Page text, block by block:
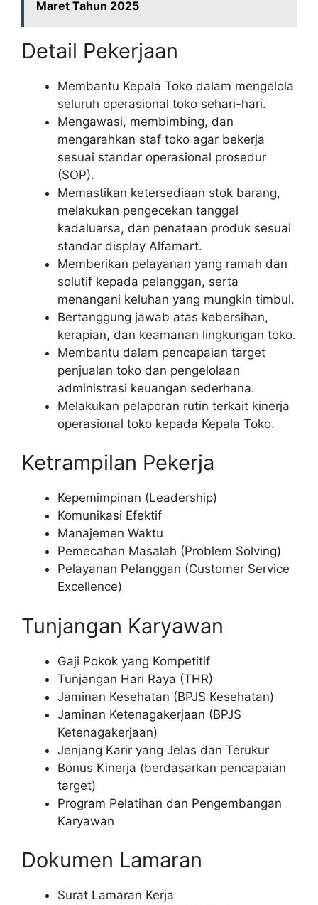
Maret Tahun 2025
Detail Pekerjaan
Membantu Kepala Toko dalam mengelola
seluruh operasional toko sehari-hari.
Mengawasi, membimbing, dan
mengarahkan staf toko agar bekerja
sesuai standar operasional prosedur
(SOP).
Memastikan ketersediaan stok barang,
melakukan pengecekan tanggal
kadaluarsa, dan penataan produk sesuai
standar display Alfamart.
Memberikan pelayanan yang ramah dan
solutif kepada pelanggan, serta
menangani keluhan yang mungkin timbul.
Bertanggung jawab atas kebersihan,
kerapian, dan keamanan lingkungan toko.
Membantu dalam pencapaian target
penjualan toko dan pengelolaan
administrasi keuangan sederhana.
Melakukan pelaporan rutin terkait kinerja
operasional toko kepada Kepala Toko.
Ketrampilan Pekerja
Kepemimpinan (Leadership)
Komunikasi Efektif
Manajemen Waktu
Pemecahan Masalah (Problem Solving)
Pelayanan Pelanggan (Customer Service
Excellence)
Tunjangan Karyawan
Gaji Pokok yang Kompetitif
Tunjangan Hari Raya (THR)
Jaminan Kesehatan (BPJS Kesehatan)
Jaminan Ketenagakerjaan (BPJS
Ketenagakerjaan)
Jenjang Karir yang Jelas dan Terukur
Bonus Kinerja (berdasarkan pencapaian
target)
Program Pelatihan dan Pengembangan
Karyawan
Dokumen Lamaran
Surat Lamaran Kerja